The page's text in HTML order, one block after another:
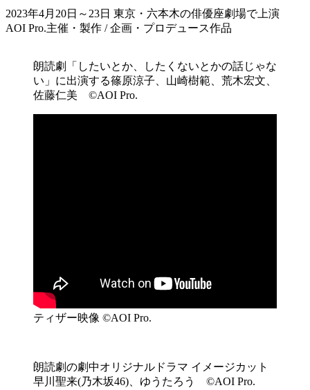
2023年4月20日～23日 東京・六本木の俳優座劇場で上演
AOI Pro.主催・製作 / 企画・プロデュース作品
朗読劇「したいとか、したくないとかの話じゃな
い」に出演する篠原涼子、山崎樹範、荒木宏文、
佐藤仁美 ©AOI Pro.
ティザー映像 ©AOI Pro.
朗読劇の劇中オリジナルドラマ イメージカット
早川聖来(乃木坂46)、ゆうたろう ©AOI Pro.